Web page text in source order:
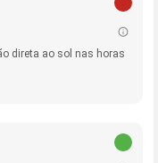
direta ao sol nas horas